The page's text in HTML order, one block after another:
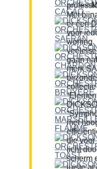
Mening van de
Met
er een
voor
woning.
gaan
merk
collectie
met
die voor
licht
scherm
juiste